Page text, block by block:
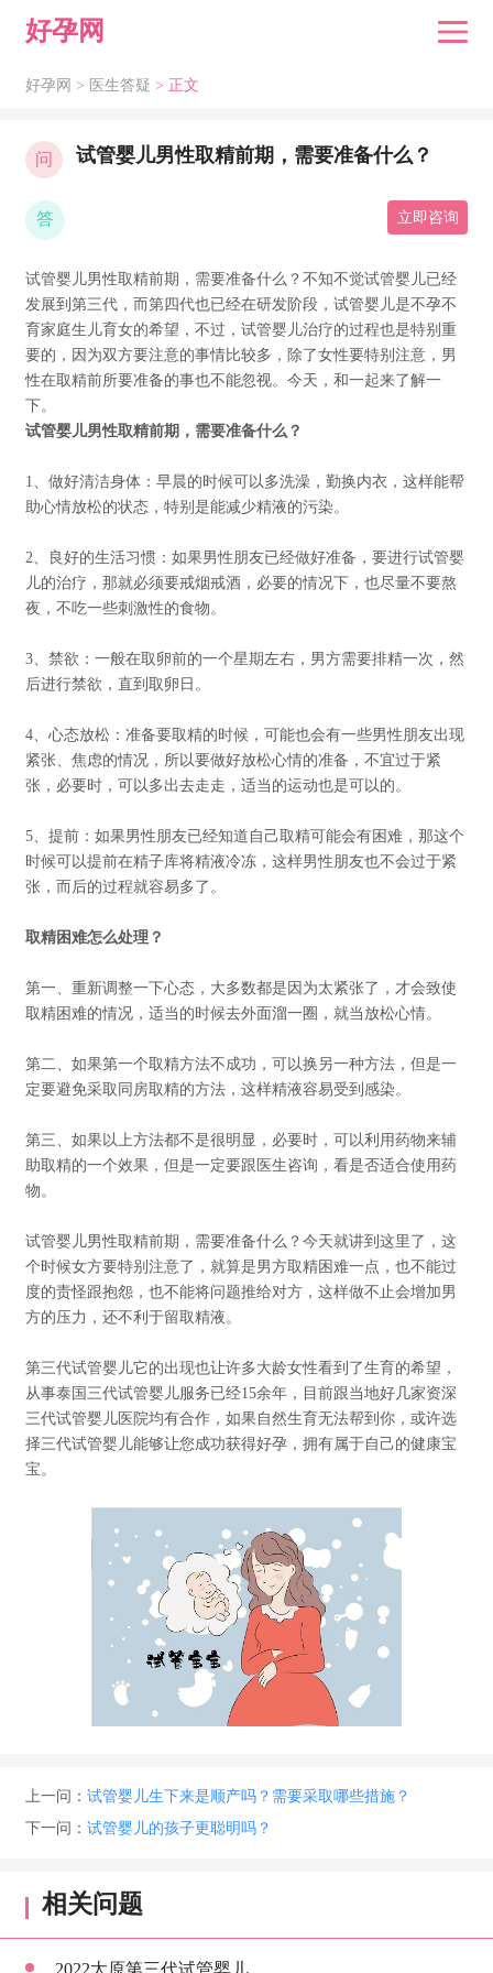
好孕网
好孕网 > 医生答疑 > 正文
问 试管婴儿男性取精前期，需要准备什么？
答 立即咨询
试管婴儿男性取精前期，需要准备什么？不知不觉试管婴儿已经
发展到第三代，而第四代也已经在研发阶段，试管婴儿是不孕不
育家庭生儿育女的希望，不过，试管婴儿治疗的过程也是特别重
要的，因为双方要注意的事情比较多，除了女性要特别注意，男
性在取精前所要准备的事也不能忽视。今天，和一起来了解一
下。
试管婴儿男性取精前期，需要准备什么？
1、做好清洁身体：早晨的时候可以多洗澡，勤换内衣，这样能帮
助心情放松的状态，特别是能减少精液的污染。
2、良好的生活习惯：如果男性朋友已经做好准备，要进行试管婴
儿的治疗，那就必须要戒烟戒酒，必要的情况下，也尽量不要熬
夜，不吃一些刺激性的食物。
3、禁欲：一般在取卵前的一个星期左右，男方需要排精一次，然
后进行禁欲，直到取卵日。
4、心态放松：准备要取精的时候，可能也会有一些男性朋友出现
紧张、焦虑的情况，所以要做好放松心情的准备，不宜过于紧
张，必要时，可以多出去走走，适当的运动也是可以的。
5、提前：如果男性朋友已经知道自己取精可能会有困难，那这个
时候可以提前在精子库将精液冷冻，这样男性朋友也不会过于紧
张，而后的过程就容易多了。
取精困难怎么处理？
第一、重新调整一下心态，大多数都是因为太紧张了，才会致使
取精困难的情况，适当的时候去外面溜一圈，就当放松心情。
第二、如果第一个取精方法不成功，可以换另一种方法，但是一
定要避免采取同房取精的方法，这样精液容易受到感染。
第三、如果以上方法都不是很明显，必要时，可以利用药物来辅
助取精的一个效果，但是一定要跟医生咨询，看是否适合使用药
物。
试管婴儿男性取精前期，需要准备什么？今天就讲到这里了，这
个时候女方要特别注意了，就算是男方取精困难一点，也不能过
度的责怪跟抱怨，也不能将问题推给对方，这样做不止会增加男
方的压力，还不利于留取精液。
第三代试管婴儿它的出现也让许多大龄女性看到了生育的希望，
从事泰国三代试管婴儿服务已经15余年，目前跟当地好几家资深
三代试管婴儿医院均有合作，如果自然生育无法帮到你，或许选
择三代试管婴儿能够让您成功获得好孕，拥有属于自己的健康宝
宝。
上一问： 试管婴儿生下来是顺产吗？需要采取哪些措施？
下一问： 试管婴儿的孩子更聪明吗？
相关问题
2022太原第三代试管婴儿